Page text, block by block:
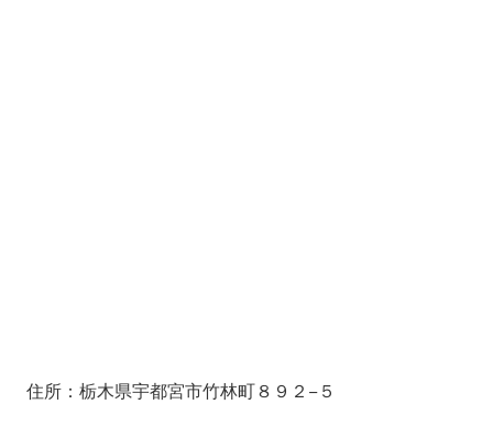
住所：栃木県宇都宮市竹林町８９２−５